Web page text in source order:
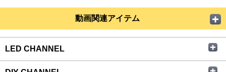
動画関連アイテム
LED CHANNEL